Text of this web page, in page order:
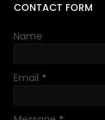
CONTACT FORM
Name
Email *